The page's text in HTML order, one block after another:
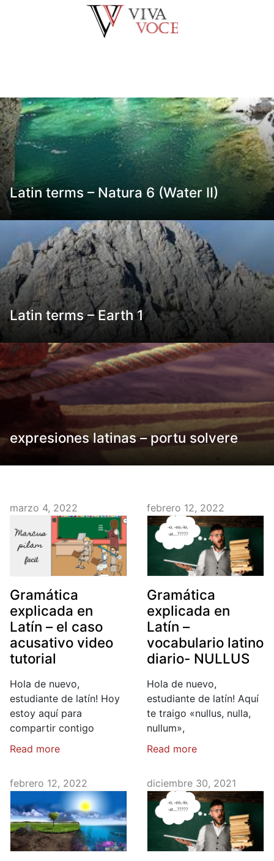
Latin terms – Natura 6 (Water II)
Latin terms – Earth 1
expresiones latinas – portu solvere
marzo 4, 2022
Gramática
explicada en
Latín – el caso
acusativo video
tutorial
Hola de nuevo,
estudiante de latín! Hoy
estoy aquí para
compartir contigo
Read more
febrero 12, 2022
Gramática
explicada en
Latín –
vocabulario latino
diario- NULLUS
Hola de nuevo,
estudiante de latín! Aquí
te traigo «nullus, nulla,
nullum»,
Read more
febrero 12, 2022 diciembre 30, 2021